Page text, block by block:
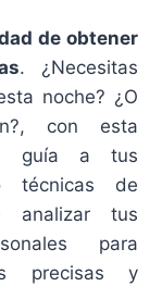
de obtener
. ¿Necesitas
noche? ¿O
con esta
guía a tus
técnicas de
analizar tus
para
precisas y